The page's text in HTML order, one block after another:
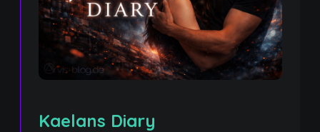
Kaelans Diary